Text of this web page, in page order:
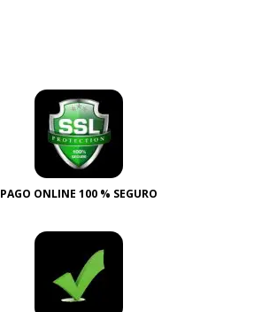
PAGO ONLINE 100 % SEGURO